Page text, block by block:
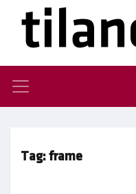
Tag: frame